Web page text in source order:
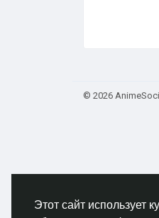
Этот сайт использует
© 2026